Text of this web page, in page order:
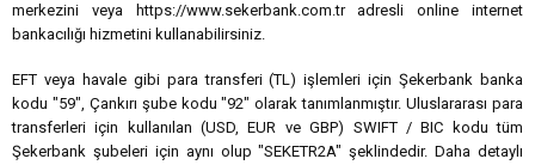
merkezini veya https://www.sekerbank.com.tr adresli online internet
bankacılığı hizmetini kullanabilirsiniz.
EFT veya havale gibi para transferi (TL) işlemleri için Şekerbank banka
kodu "59", Çankırı şube kodu "92" olarak tanımlanmıştır. Uluslararası para
transferleri için kullanılan (USD, EUR ve GBP) SWIFT / BIC kodu tüm
Şekerbank şubeleri için aynı olup "SEKETR2A" şeklindedir. Daha detaylı